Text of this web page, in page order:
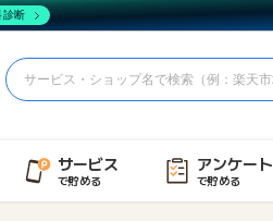
サービス
で貯める
アンケート
で貯める
診断